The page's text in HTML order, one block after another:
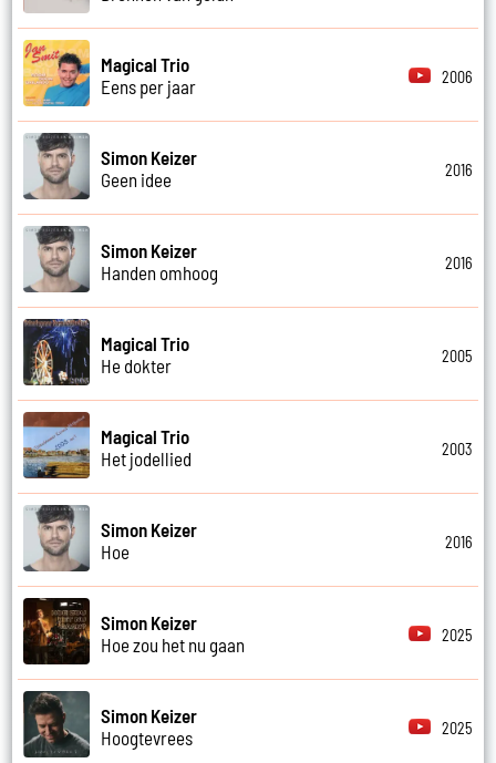
Magical Trio
Eens per jaar
2006
Simon Keizer
Geen idee
2016
Simon Keizer
Handen omhoog
2016
Magical Trio
He dokter
2005
Magical Trio
Het jodellied
2003
Simon Keizer
Hoe
2016
Simon Keizer
Hoe zou het nu gaan
2025
Simon Keizer
Hoogtevrees
2025